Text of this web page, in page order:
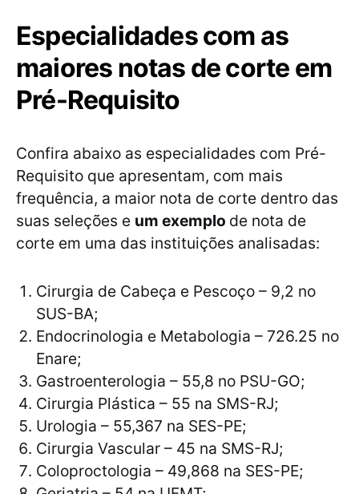
Especialidades com as
maiores notas de corte em
Pré-Requisito
Confira abaixo as especialidades com Pré-
Requisito que apresentam, com mais
frequência, a maior nota de corte dentro das
suas seleções e um exemplo de nota de
corte em uma das instituições analisadas:
Cirurgia de Cabeça e Pescoço – 9,2 no
SUS-BA;
Endocrinologia e Metabologia – 726.25 no
Enare;
Gastroenterologia – 55,8 no PSU-GO;
Cirurgia Plástica – 55 na SMS-RJ;
Urologia – 55,367 na SES-PE;
Cirurgia Vascular – 45 na SMS-RJ;
Coloproctologia – 49,868 na SES-PE;